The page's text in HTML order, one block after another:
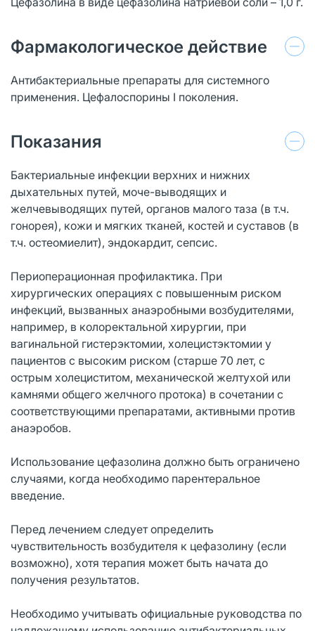
Фармакологическое действие
Антибактериальные препараты для системного
применения. Цефалоспорины I поколения.
Показания
Бактериальные инфекции верхних и нижних
дыхательных путей, моче-выводящих и
желчевыводящих путей, органов малого таза (в т.ч.
гонорея), кожи и мягких тканей, костей и суставов (в
т.ч. остеомиелит), эндокардит, сепсис.
Периоперационная профилактика. При
хирургических операциях с повышенным риском
инфекций, вызванных анаэробными возбудителями,
например, в колоректальной хирургии, при
вагинальной гистерэктомии, холецистэктомии у
пациентов с высоким риском (старше 70 лет, с
острым холециститом, механической желтухой или
камнями общего желчного протока) в сочетании с
соответствующими препаратами, активными против
анаэробов.
Использование цефазолина должно быть ограничено
случаями, когда необходимо парентеральное
введение.
Перед лечением следует определить
чувствительность возбудителя к цефазолину (если
возможно), хотя терапия может быть начата до
получения результатов.
Необходимо учитывать официальные руководства по